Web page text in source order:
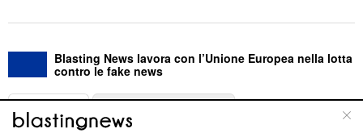
Blasting News lavora con l’Unione Europea nella lotta
contro le fake news
ABOUT